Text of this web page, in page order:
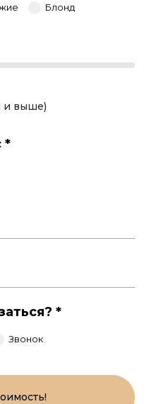
Блонд
и выше)
*
*
Звонок